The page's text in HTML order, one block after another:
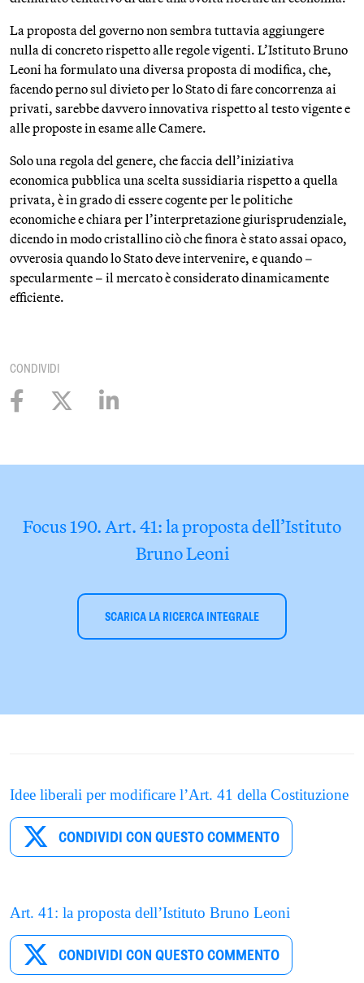
La proposta del governo non sembra tuttavia aggiungere
nulla di concreto rispetto alle regole vigenti. L’Istituto Bruno
Leoni ha formulato una diversa proposta di modifica, che,
facendo perno sul divieto per lo Stato di fare concorrenza ai
privati, sarebbe davvero innovativa rispetto al testo vigente e
alle proposte in esame alle Camere.
Solo una regola del genere, che faccia dell’iniziativa
economica pubblica una scelta sussidiaria rispetto a quella
privata, è in grado di essere cogente per le politiche
economiche e chiara per l’interpretazione giurisprudenziale,
dicendo in modo cristallino ciò che finora è stato assai opaco,
ovverosia quando lo Stato deve intervenire, e quando –
specularmente – il mercato è considerato dinamicamente
efficiente.
CONDIVIDI
Focus 190. Art. 41: la proposta dell’Istituto
Bruno Leoni
SCARICA LA RICERCA INTEGRALE
Idee liberali per modificare l’Art. 41 della Costituzione
CONDIVIDI CON QUESTO COMMENTO
Art. 41: la proposta dell’Istituto Bruno Leoni
CONDIVIDI CON QUESTO COMMENTO